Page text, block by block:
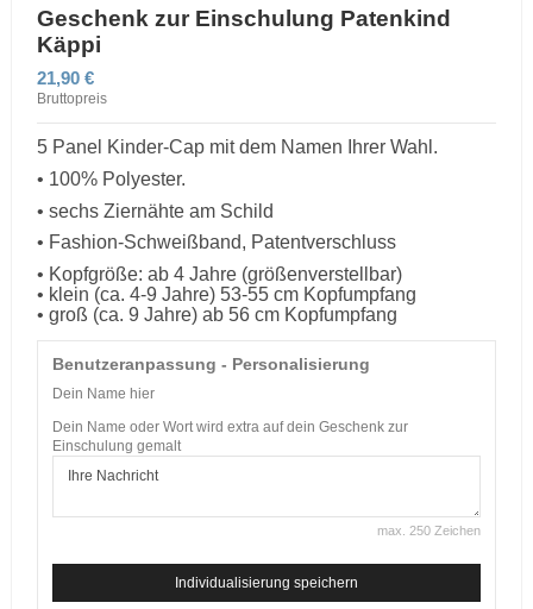
Geschenk zur Einschulung Patenkind
Käppi
21,90 €
Bruttopreis
5 Panel Kinder-Cap mit dem Namen Ihrer Wahl.
• 100% Polyester.
• sechs Ziernähte am Schild
• Fashion-Schweißband, Patentverschluss
• Kopfgröße: ab 4 Jahre (größenverstellbar)
• klein (ca. 4-9 Jahre) 53-55 cm Kopfumpfang
• groß (ca. 9 Jahre) ab 56 cm Kopfumpfang
Benutzeranpassung - Personalisierung
Dein Name hier
Dein Name oder Wort wird extra auf dein Geschenk zur
Einschulung gemalt
max. 250 Zeichen
Individualisierung speichern